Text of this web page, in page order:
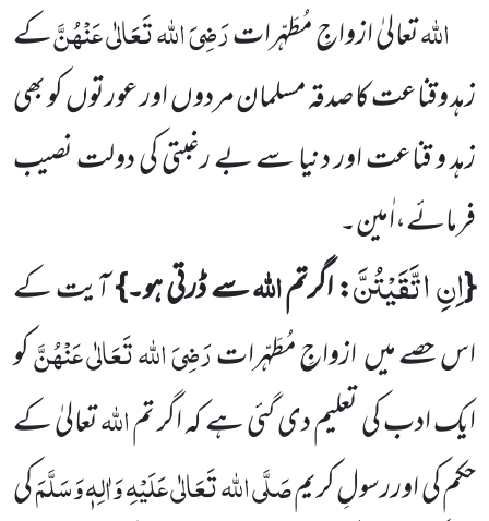
اللہتعالیٰ ازواجِ مُطَہّراترَضِیَ اللہ تَعَالٰی عَنْہُنَّکے
زہد وقناعت کا صدقہ مسلمان مردوںاور عورتوںکو بھی
زہد و قناعت اور دنیا سے بے رغبتی کی دولت نصیب
فرمائے،اٰمین۔
{اِنِ اتَّقَیْتُنَّ: اگرتماللہسے ڈرتی ہو۔}آیت کے
اس حصے میںازواجِ مُطَہّراترَضِیَ اللہ تَعَالٰی عَنْہُنَّکو
ایک ادب کی تعلیم دی گئی ہے کہ اگر تماللہتعالیٰ کے
حکم کی اوررسولِ کریمصَلَّی اللہ تَعَالٰی عَلَیْہِ وَاٰلِہٖ وَسَلَّمَکی